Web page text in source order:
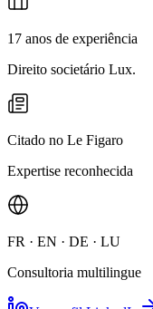
17 anos de experiência
Direito societário Lux.
Citado no Le Figaro
Expertise reconhecida
FR · EN · DE · LU
Consultoria multilingue